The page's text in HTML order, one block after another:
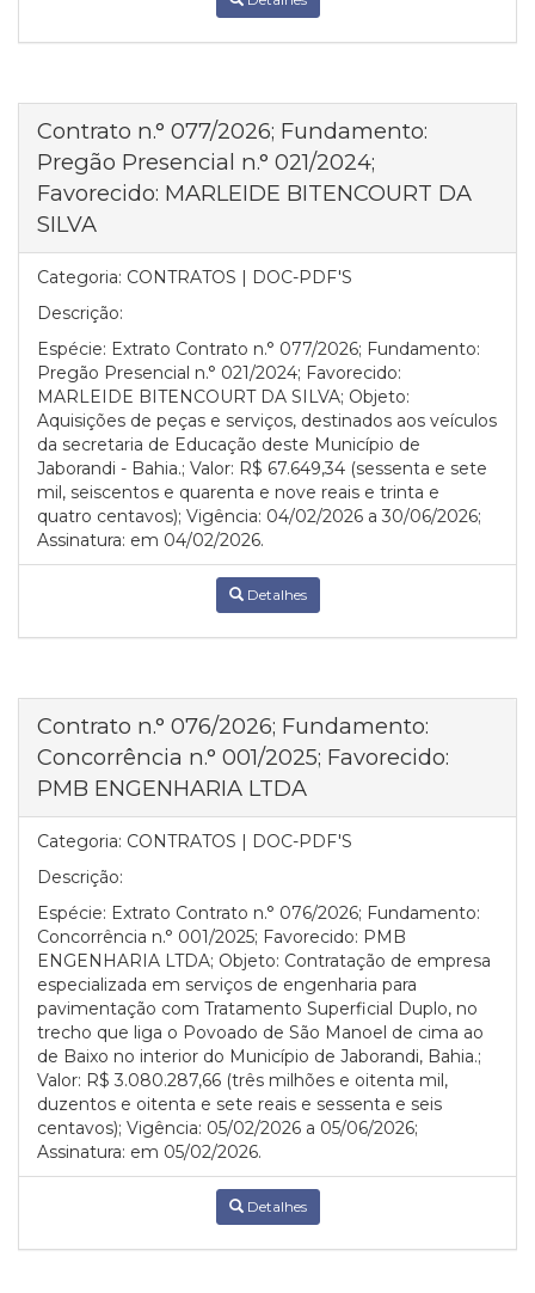
Contrato n.° 077/2026; Fundamento:
Pregão Presencial n.° 021/2024;
Favorecido: MARLEIDE BITENCOURT DA
SILVA
Categoria: CONTRATOS | DOC-PDF'S
Descrição:
Espécie: Extrato Contrato n.° 077/2026; Fundamento:
Pregão Presencial n.° 021/2024; Favorecido:
MARLEIDE BITENCOURT DA SILVA; Objeto:
Aquisições de peças e serviços, destinados aos veículos
da secretaria de Educação deste Município de
Jaborandi - Bahia.; Valor: R$ 67.649,34 (sessenta e sete
mil, seiscentos e quarenta e nove reais e trinta e
quatro centavos); Vigência: 04/02/2026 a 30/06/2026;
Assinatura: em 04/02/2026.
Detalhes
Contrato n.° 076/2026; Fundamento:
Concorrência n.° 001/2025; Favorecido:
PMB ENGENHARIA LTDA
Categoria: CONTRATOS | DOC-PDF'S
Descrição:
Espécie: Extrato Contrato n.° 076/2026; Fundamento:
Concorrência n.° 001/2025; Favorecido: PMB
ENGENHARIA LTDA; Objeto: Contratação de empresa
especializada em serviços de engenharia para
pavimentação com Tratamento Superficial Duplo, no
trecho que liga o Povoado de São Manoel de cima ao
de Baixo no interior do Município de Jaborandi, Bahia.;
Valor: R$ 3.080.287,66 (três milhões e oitenta mil,
duzentos e oitenta e sete reais e sessenta e seis
centavos); Vigência: 05/02/2026 a 05/06/2026;
Assinatura: em 05/02/2026.
Detalhes